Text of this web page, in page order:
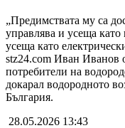
„Предимствата му са
управлява и усеща като
усеща като
stz24.com Иван Иванов
потребители на
докарал водородното
България.
28.05.2026 13:43